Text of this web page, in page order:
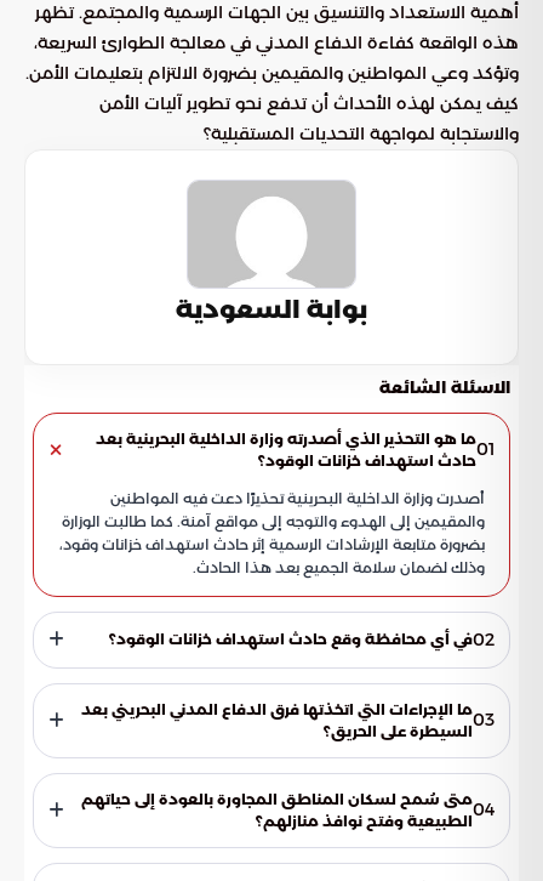
أهمية الاستعداد والتنسيق بين الجهات الرسمية والمجتمع. تظهر
هذه الواقعة كفاءة الدفاع المدني في معالجة الطوارئ السريعة،
وتؤكد وعي المواطنين والمقيمين بضرورة الالتزام بتعليمات الأمن.
كيف يمكن لهذه الأحداث أن تدفع نحو تطوير آليات الأمن
والاستجابة لمواجهة التحديات المستقبلية؟
بوابة السعودية
الاسئلة الشائعة
01ما هو التحذير الذي أصدرته وزارة الداخلية البحرينية بعد
حادث استهداف خزانات الوقود؟
أصدرت وزارة الداخلية البحرينية تحذيرًا دعت فيه المواطنين
والمقيمين إلى الهدوء والتوجه إلى مواقع آمنة. كما طالبت الوزارة
بضرورة متابعة الإرشادات الرسمية إثر حادث استهداف خزانات وقود،
وذلك لضمان سلامة الجميع بعد هذا الحادث.
02في أي محافظة وقع حادث استهداف خزانات الوقود؟
تعاملت معه فرق الدفاع المدني البحريني بنجاح وسيطرت على
الحريق.03ما الإجراءات التي اتخذتها فرق الدفاع المدني البحريني بعد
السيطرة على الحريق؟
تجري فرق الدفاع المدني البحريني حاليًا عمليات تبريد للموقع.
وتهدف هذه العمليات إلى ضمان السلامة الكاملة للمنطقة
المحيطة بالموقع.
04متى سُمح لسكان المناطق المجاورة بالعودة إلى حياتهم
الطبيعية وفتح نوافذ منازلهم؟